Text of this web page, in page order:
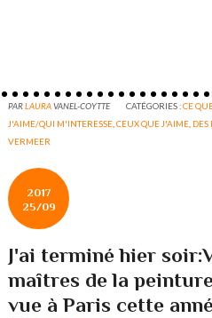
PARLAURAVANEL-COYTTE CATÉGORIES :CE
J'AIME/QUI M'INTERESSE ,CEUX QUE J'AIME DES
VERMEER
2017
25/09
J'ai terminé hier
maîtres de la
vue à Paris cette